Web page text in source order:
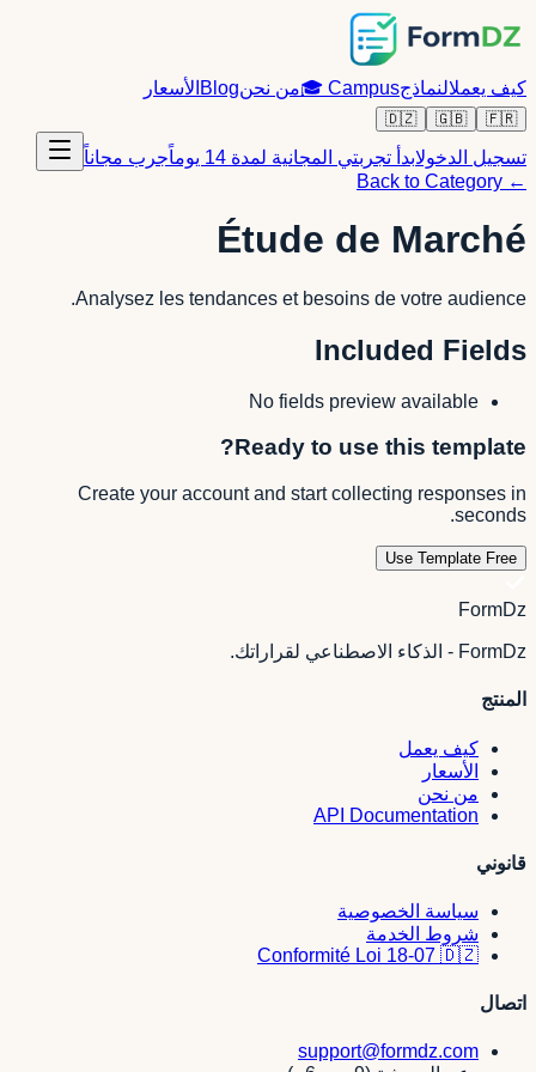
كيف يعملالنماذجCampus
🎓من نحنBlog الأسعار
🇫🇷
🇬🇧
🇩🇿
تسجيل الدخولابدأ تجربتي المجانية لمدة 14 يوماً
جرب مجاناً
← Back to Category
Étude de Marché
Analysez les tendances et besoins de votre audience.
Included Fields
No fields preview available
Ready to use this template?
Create your account and start collecting responses in
seconds.
Use Template Free
FormDz
FormDz - الذكاء الاصطناعي لقراراتك.
المنتج
كيف يعمل
الأسعار
من نحن
API Documentation
قانوني
سياسة الخصوصية
شروط الخدمة
Conformité Loi 18-07 🇩🇿
اتصال
support@formdz.com